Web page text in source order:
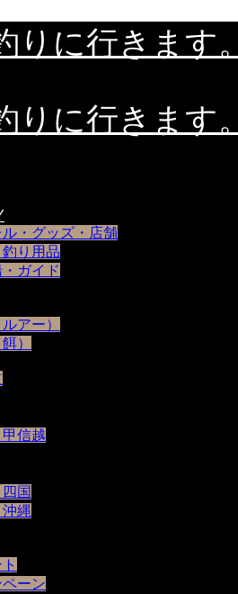
りに行きます。
りに行きます。
ル・グッズ・店舗
り用品
ガイド
アー）
）
信越
国
縄
ーン